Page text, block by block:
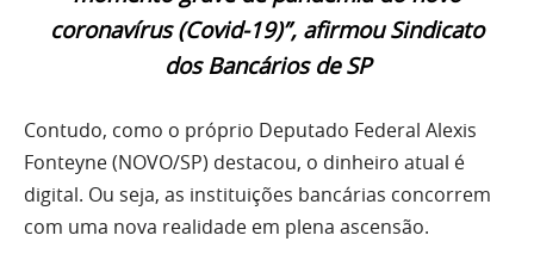
coronavírus (Covid-19)”, afirmou Sindicato
dos Bancários de SP
Contudo, como o próprio Deputado Federal Alexis
Fonteyne (NOVO/SP) destacou, o dinheiro atual é
digital. Ou seja, as instituições bancárias concorrem
com uma nova realidade em plena ascensão.